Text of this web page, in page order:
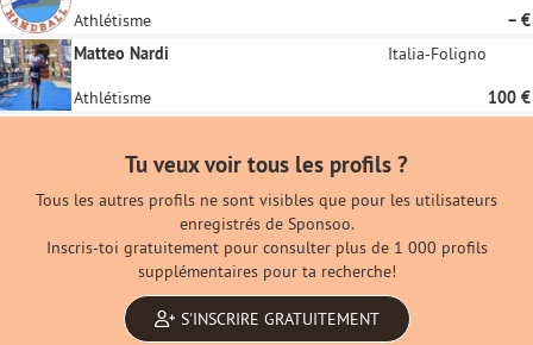
Athlétisme
– €
Matteo Nardi
Italia-Foligno
Athlétisme 100 €
Tu veux voir tous les profils ?
Tous les autres profils ne sont visibles que pour les utilisateurs
enregistrés de Sponsoo.
Inscris-toi gratuitement pour consulter plus de 1 000 profils
supplémentaires pour ta recherche!
S'INSCRIRE GRATUITEMENT